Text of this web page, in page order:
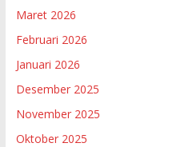
Maret 2026
Februari 2026
Januari 2026
Desember 2025
November 2025
Oktober 2025